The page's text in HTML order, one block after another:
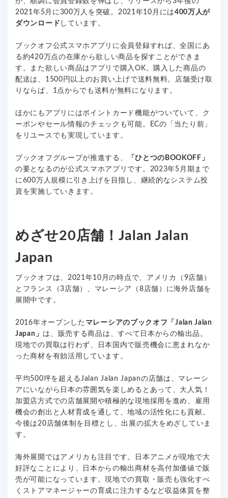
2021年5月に300万人を突破。2021年10月には400万人が
ダウンロード しています。
ブックオフ公式スマホアプリに会員登録すれば、全国にあ
る約420万点の在庫から欲しい商品を探すことができま
す。また欲しい商品はアプリで購入OK。購入した商品の
配送は、1500円以上のお買い上げで送料無料。店舗受け取
りならば、1点からでも送料が無料になります。
ほかにもアプリにはポイントカード機能がついていて、ク
ーポンやセール情報のチェックも可能。ECの「当たり前」
をリユースでも実現しています。
ブックオフグループが推進する、
「ひとつのBOOKOFF」
の要となるのが公式スマホアプリです。2023年5月期まで
に600万人規模に引き上げを目指し、継続的なシステム投
資を実施していきます。
めざせ20店舗！Jalan Jalan
Japan
ブックオフは、2021年10月の時点で、アメリカ（9店舗）
とフランス（3店舗）、マレーシア（8店舗）に海外店舗を
展開中です。
2016年オープンした マレーシアのブックオフ「Jalan Jalan
Japan」 は、販売する商品は、すべて日本からの輸出品。
現地での買取は行わず、日本国内で販売機会に恵まれなか
った商材を有効活用しています。
平均500坪を超えるJalan Jalan Japanの店舗は、マレーシ
アにいながら日本の雰囲気を楽しめるとあって、大人気！
加盟店方式での店舗展開や積極的な現地採用を進め、雇用
機会の創出と人材育成を通して、地域の活性化にも貢献。
今後は20店舗体制を目標とし、出展の拡大をめざしていま
す。
海外展開ではアメリカも注目です。日本アニメが現地で大
好評なことにより、日本からの輸出商材を高付加価値で販
売が可能になっています。現地での買取・販売も強化すべ
くストアマネージャーの育成に注力するなど収益体質を整